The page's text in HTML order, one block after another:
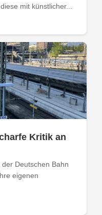
mit künstlicher...
Kritik an
Deutschen Bahn
eigenen